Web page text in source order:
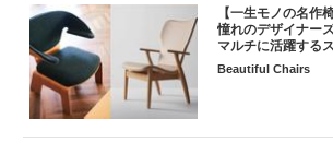
【一生モノの名作
憧れのデザイナー
マルチに活躍する
Beautiful Chairs